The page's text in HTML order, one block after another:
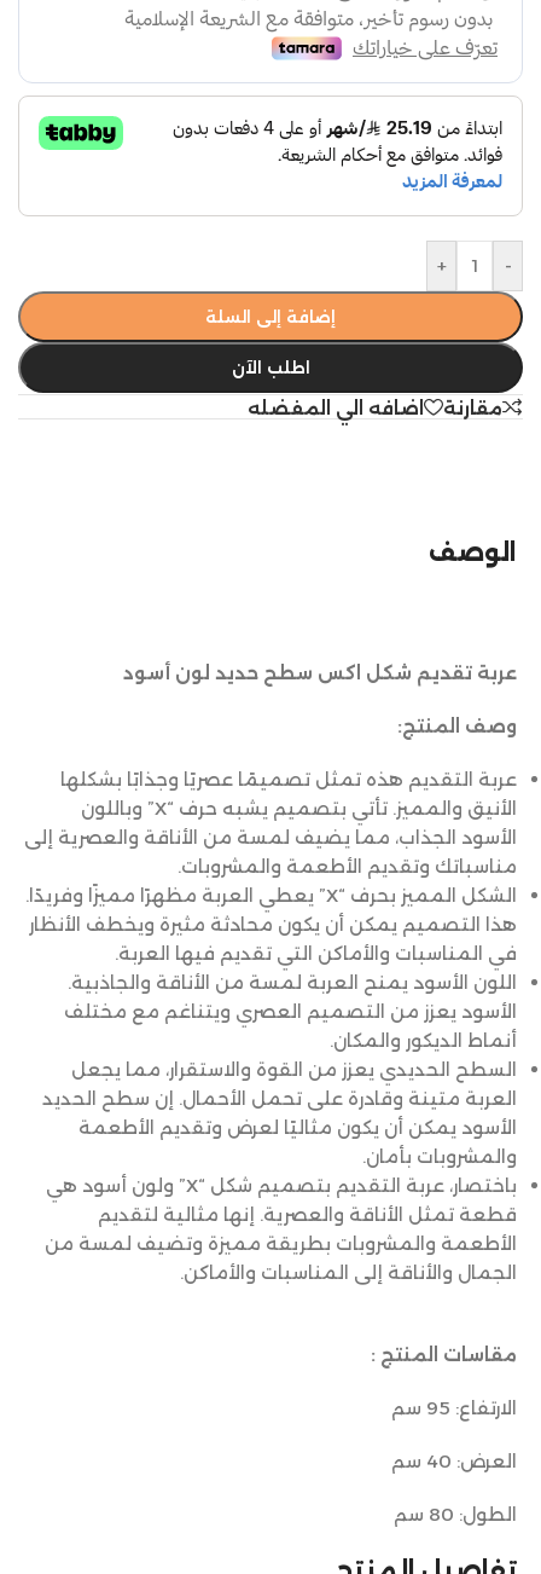
-
+
إضافة إلى السلة
اطلب الآن
مقارنة اضافه الي المفضله
الوصف
عربة تقديم شكل اكس سطح حديد لون أسود
وصف المنتج:
عربة التقديم هذه تمثل تصميمًا عصريًا وجذابًا بشكلها
الأنيق والمميز. تأتي بتصميم يشبه حرف “X” وباللون
الأسود الجذاب، مما يضيف لمسة من الأناقة والعصرية إلى
مناسباتك وتقديم الأطعمة والمشروبات.
الشكل المميز بحرف “X” يعطي العربة مظهرًا مميزًا وفريدًا.
هذا التصميم يمكن أن يكون محادثة مثيرة ويخطف الأنظار
في المناسبات والأماكن التي تقديم فيها العربة.
اللون الأسود يمنح العربة لمسة من الأناقة والجاذبية.
الأسود يعزز من التصميم العصري ويتناغم مع مختلف
أنماط الديكور والمكان.
السطح الحديدي يعزز من القوة والاستقرار، مما يجعل
العربة متينة وقادرة على تحمل الأحمال. إن سطح الحديد
الأسود يمكن أن يكون مثاليًا لعرض وتقديم الأطعمة
والمشروبات بأمان.
باختصار، عربة التقديم بتصميم شكل “X” ولون أسود هي
قطعة تمثل الأناقة والعصرية. إنها مثالية لتقديم
الأطعمة والمشروبات بطريقة مميزة وتضيف لمسة من
الجمال والأناقة إلى المناسبات والأماكن.
مقاسات المنتج :
الارتفاع: 95 سم
العرض: 40 سم
الطول: 80 سم